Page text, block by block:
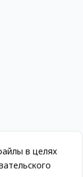
в целях